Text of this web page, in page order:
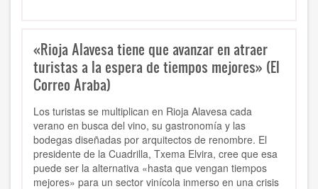
«Rioja Alavesa tiene que avanzar en atraer
turistas a la espera de tiempos mejores» (El
Correo Araba)
Los turistas se multiplican en Rioja Alavesa cada
verano en busca del vino, su gastronomía y las
bodegas diseñadas por arquitectos de renombre. El
presidente de la Cuadrilla, Txema Elvira, cree que esa
puede ser la alternativa «hasta que vengan tiempos
mejores» para un sector vinícola inmerso en una crisis